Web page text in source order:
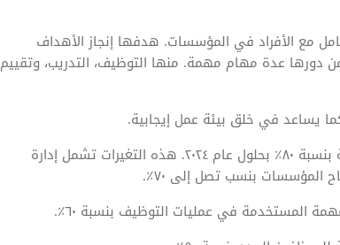
مع الأفراد في المؤسسات. هدفها إنجاز الأهداف
دورها عدة مهام مهمة. منها التوظيف، التدريب، وتقييم
يساعد في خلق بيئة عمل إيجابية.
هناك إحصائيات تبين تغيرات كبيرة في إدارة الموارد البشرية بنسبة ٨٠٪ بحلول عام ٢٠٢٤. هذه التغيرات تشمل إدارة
بنسب تصل إلى ٧٠٪.
المستخدمة في عمليات التوظيف بنسبة ٦٠٪.